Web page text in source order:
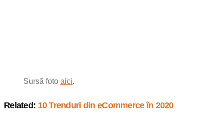
Sursă foto aici.
Related: 10 Trenduri din eCommerce în 2020